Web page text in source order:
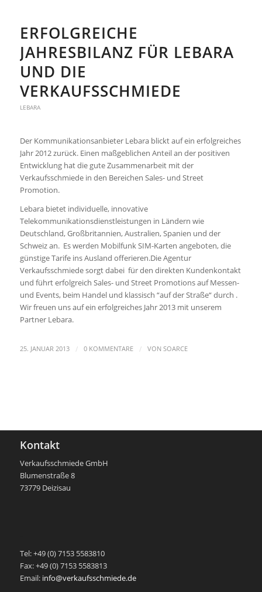
ERFOLGREICHE
JAHRESBILANZ FÜR LEBARA
UND DIE
VERKAUFSSCHMIEDE
LEBARA
Der Kommunikationsanbieter Lebara blickt auf ein erfolgreiches
Jahr 2012 zurück. Einen maßgeblichen Anteil an der positiven
Entwicklung hat die gute Zusammenarbeit mit der
Verkaufsschmiede in den Bereichen Sales- und Street
Promotion.
Lebara bietet individuelle, innovative
Telekommunikationsdienstleistungen in Ländern wie
Deutschland, Großbritannien, Australien, Spanien und der
Schweiz an. Es werden Mobilfunk SIM-Karten angeboten, die
günstige Tarife ins Ausland offerieren.Die Agentur
Verkaufsschmiede sorgt dabei für den direkten Kundenkontakt
und führt erfolgreich Sales- und Street Promotions auf Messen-
und Events, beim Handel und klassisch “auf der Straße“ durch .
Wir freuen uns auf ein erfolgreiches Jahr 2013 mit unserem
Partner Lebara.
25. JANUAR 2013 / 0 KOMMENTARE / VON SOARCE
Kontakt
Verkaufsschmiede GmbH
Blumenstraße 8
73779 Deizisau
Tel: +49 (0) 7153 5583810
Fax: +49 (0) 7153 5583813
Email: info@verkaufsschmiede.de